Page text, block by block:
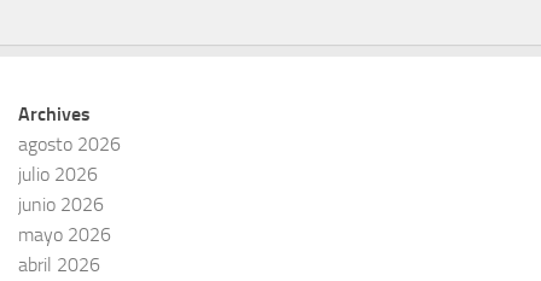
Archives
agosto 2026
julio 2026
junio 2026
mayo 2026
abril 2026